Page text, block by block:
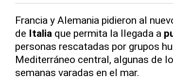
Francia y Alemania pidieron al
de Italia que permita la llegada a
personas rescatadas por grupos
Mediterráneo central, algunas de
semanas varadas en el mar.